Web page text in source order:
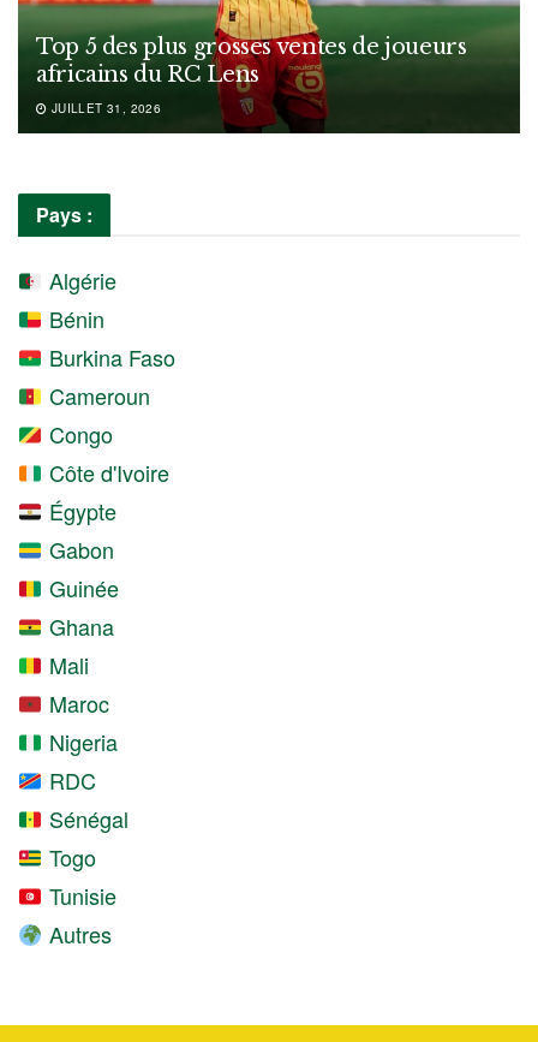
Top 5 des plus grosses ventes de joueurs
africains du RC Lens
JUILLET 31, 2026
Pays :
Algérie
Bénin
Burkina Faso
Cameroun
Congo
Côte d'Ivoire
Égypte
Gabon
Guinée
Ghana
Mali
Maroc
Nigeria
RDC
Sénégal
Togo
Tunisie
Autres